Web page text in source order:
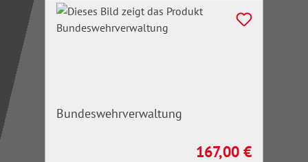
Bundeswehrverwaltung
Regulärer Preis:
167,00 €